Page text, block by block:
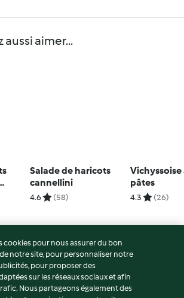
aussi aimer...
Salade de haricots
cannellini
4.6 (58)
Vichyssoise
pâtes
4.3 (26)
cookies pour nous assurer du bon
notre site, pour personnaliser notre
pour proposer des
sur les réseaux sociaux et afin
Nous partageons également des